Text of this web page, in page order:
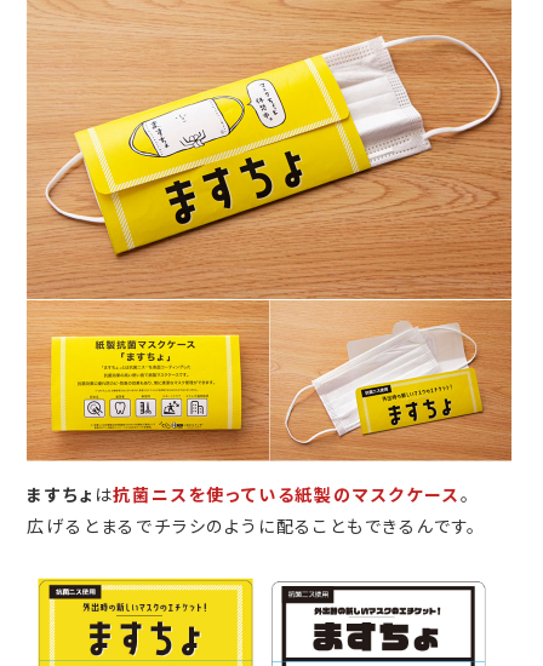
ますちょ は抗菌ニスを使っている紙製のマスクケース。
広げるとまるでチラシのように配ることもできるんです。